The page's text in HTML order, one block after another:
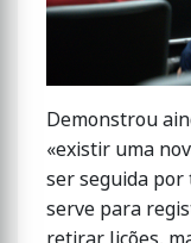
Demonstrou
«existir uma
ser seguida
serve para